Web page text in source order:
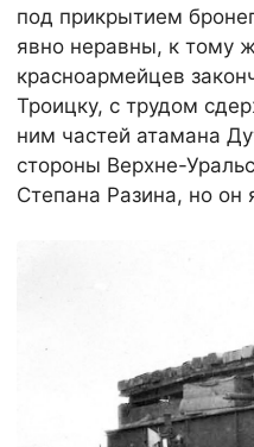
под прикрытием
явно неравны, к тому
красноармейцев
Троицку, с трудом
ним частей атамана
стороны Верхне-
Степана Разина, но он